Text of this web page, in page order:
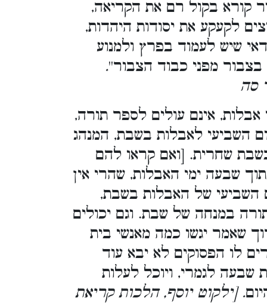
קורא בקול רם את הקריאה,
לקעקע את יסודות היהדות,
שיש לעמוד בפרץ ולמנוע
מפני כבוד הצבור''.
סה
אינם עולים לספר תורה,
השביעי לאבלות בשבת, המנהג
שחרית. [ואם קראו להם
שבעה ימי האבלות, שהרי אין
של האבלות בשבת,
במנחה של שבת. וגם יכולים
שאמר יגשו כמה מאנשי בית
לו הפסוקים לא יבא עוד
שבעה לגמרי, ויוכל לעלות
. [ילקוט יוסף, הלכות קריאת